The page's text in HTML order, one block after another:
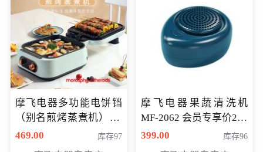
摩飞电器多功能电饼铛
（别名煎烤蒸煮机） 型
号MF-8888B 会员专享
469.00 库存97
摩飞电器果蔬清洗机
MF-2062 会员专享价268
元
399.00 库存96